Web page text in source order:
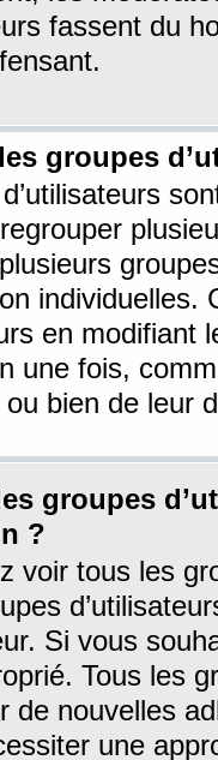
fassent du
groupes
individuelles.
en modifiant
une fois,
bien de leur
groupes
?
voir tous les
Si vous
Tous les
de nouvelles
une